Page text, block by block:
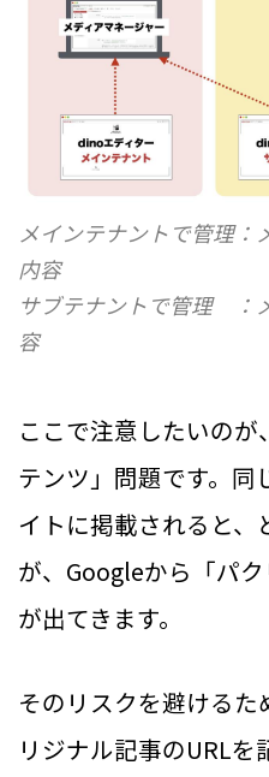
メインテナントで管理：
内容
サブテナントで管理 ：
容
ここで注意したいの
テンツ」問題です。同
イトに掲載されると、
が、Googleから「パ
が出てきます。
そのリスクを避ける
リジナル記事のURLを